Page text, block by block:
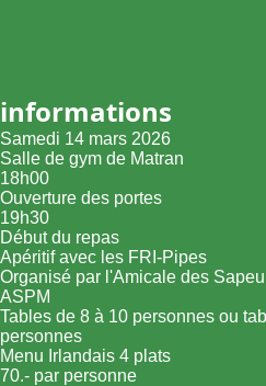
informations
Samedi 14 mars 2026
Salle de gym de Matran
18h00
Ouverture des portes
19h30
Début du repas
Apéritif avec les FRI-Pipes
Organisé par l'Amicale des
ASPM
Tables de 8 à 10 personnes ou
personnes
Menu Irlandais 4 plats
70.- par personne